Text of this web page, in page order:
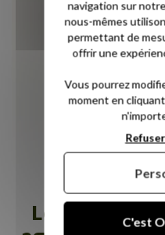
satisfaits de notre
confortable et
livraison.
(23/11/2021)
Les services
navigation sur
nous-mêmes
permettant de
offrir une
Vous pourrez
moment en
C'est